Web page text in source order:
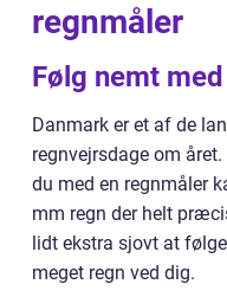
regnmåler
Følg nemt
Danmark er et af de
regnvejrsdage om
du med en regnmåler
mm regn der helt
lidt ekstra sjovt at
meget regn ved dig.